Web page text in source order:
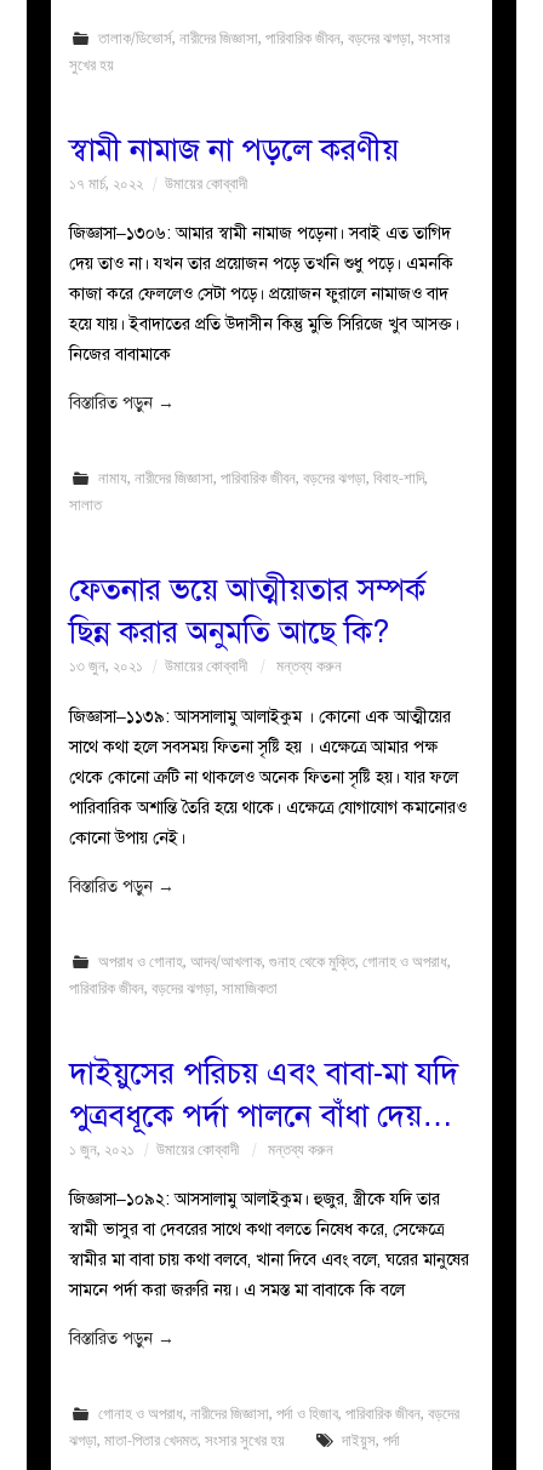
তালাক/ডিভোর্স, নারীদের জিজ্ঞাসা, পারিবারিক জীবন, বড়দের ঝগড়া, সংসার
সুখের হয়
স্বামী নামাজ না পড়লে করণীয়
১৭ মার্চ, ২০২২ উমায়ের কোব্বাদী
জিজ্ঞাসা–১৩০৬: আমার স্বামী নামাজ পড়েনা। সবাই এত তাগিদ
দেয় তাও না। যখন তার প্রয়োজন পড়ে তখনি শুধু পড়ে। এমনকি
কাজা করে ফেললেও সেটা পড়ে। প্রয়োজন ফুরালে নামাজও বাদ
হয়ে যায়। ইবাদাতের প্রতি উদাসীন কিন্তু মুভি সিরিজে খুব আসক্ত।
নিজের বাবামাকে
বিস্তারিত পড়ুন →
নামায, নারীদের জিজ্ঞাসা, পারিবারিক জীবন, বড়দের ঝগড়া, বিবাহ-শাদি,
সালাত
ফেতনার ভয়ে আত্মীয়তার সম্পর্ক
ছিন্ন করার অনুমতি আছে কি?
১৩ জুন, ২০২১ উমায়ের কোব্বাদী মন্তব্য করুন
জিজ্ঞাসা–১১৩৯: আসসালামু আলাইকুম । কোনো এক আত্মীয়ের
সাথে কথা হলে সবসময় ফিতনা সৃষ্টি হয় । এক্ষেত্রে আমার পক্ষ
থেকে কোনো ত্রুটি না থাকলেও অনেক ফিতনা সৃষ্টি হয়। যার ফলে
পারিবারিক অশান্তি তৈরি হয়ে থাকে। এক্ষেত্রে যোগাযোগ কমানোরও
কোনো উপায় নেই।
বিস্তারিত পড়ুন →
অপরাধ ও গোনাহ, আদব/আখলাক, গুনাহ থেকে মুক্তি, গোনাহ ও অপরাধ,
পারিবারিক জীবন,বড়দের ঝগড়া,সামাজিকতা
দাইয়ুসের পরিচয় এবং বাবা-মা যদি
পুত্রবধূকে পর্দা পালনে বাঁধা দেয়…
১ জুন, ২০২১ উমায়ের কোব্বাদী মন্তব্য করুন
জিজ্ঞাসা–১০৯২: আসসালামু আলাইকুম। হুজুর, স্ত্রীকে যদি তার
স্বামী ভাসুর বা দেবরের সাথে কথা বলতে নিষেধ করে, সেক্ষেত্রে
স্বামীর মা বাবা চায় কথা বলবে, খানা দিবে এবং বলে, ঘরের মানুষের
সামনে পর্দা করা জরুরি নয়। এ সমস্ত মা বাবাকে কি বলে
বিস্তারিত পড়ুন →
গোনাহ ও অপরাধ, নারীদের জিজ্ঞাসা, পর্দা ও হিজাব, পারিবারিক জীবন, বড়দের
ঝগড়া,মাতা-পিতার খেদমত,সংসার সুখের হয় দাইয়ুস, পর্দা